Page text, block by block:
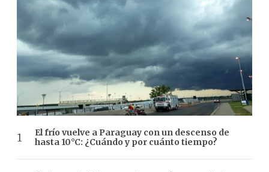
El frío vuelve a Paraguay con un descenso de
hasta 10°C: ¿Cuándo y por cuánto tiempo?